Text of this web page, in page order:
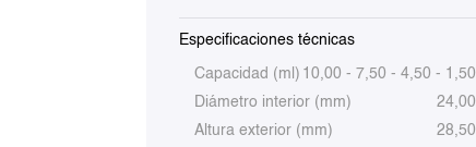
Especificaciones técnicas
Capacidad (ml) 10,00 - 7,50 - 4,50 - 1,50
Diámetro interior (mm)
24,00
Altura exterior (mm)
28,50